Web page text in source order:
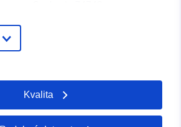
Pridané k údajom.europa.eu: 31
2026
Aktualizované na základe
Kvalita